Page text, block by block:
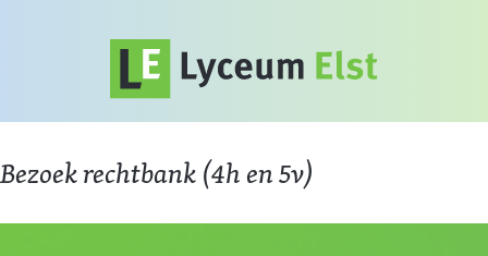
Bezoek rechtbank (4h en 5v)